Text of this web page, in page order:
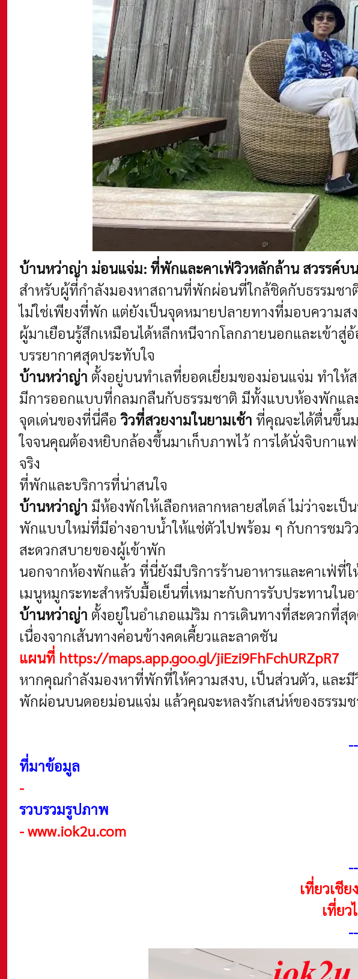
บ้านหว่าญ่า ม่อนแจ่ม: ที่พักและคาเฟ่วิวหลักล้าน สวรรค์บ
สำหรับผู้ที่กำลังมองหาสถานที่พักผ่อนที่ใกล้ชิดกับธรรมช
ไม่ใช่เพียงที่พัก แต่ยังเป็นจุดหมายปลายทางที่มอบความ
ผู้มาเยือนรู้สึกเหมือนได้หลีกหนีจากโลกภายนอกและเข้าสู่
บรรยากาศสุดประทับใจ
บ้านหว่าญ่า ตั้งอยู่บนทำเลที่ยอดเยี่ยมของม่อนแจ่ม ทำให้
มีการออกแบบที่กลมกลืนกับธรรมชาติ มีทั้งแบบห้องพักแ
จุดเด่นของที่นี่คือวิวที่สวยงามในยามเช้า ที่คุณจะได้ตื่นขึ้น
ใจจนคุณต้องหยิบกล้องขึ้นมาเก็บภาพไว้ การได้นั่งจิบกา
จริง
ที่พักและบริการที่น่าสนใจ
บ้านหว่าญ่า มีห้องพักให้เลือกหลากหลายสไตล์ ไม่ว่าจะเ
พักแบบใหม่ที่มีอ่างอาบน้ำให้แช่ตัวไปพร้อม ๆ กับการชมวิ
สะดวกสบายของผู้เข้าพัก
นอกจากห้องพักแล้ว ที่นี่ยังมีบริการร้านอาหารและคาเฟ่ที่
เมนูหมูกระทะสำหรับมื้อเย็นที่เหมาะกับการรับประทานใน
บ้านหว่าญ่า ตั้งอยู่ในอำเภอแม่ริม การเดินทางที่สะดวกที่
เนื่องจากเส้นทางค่อนข้างคดเคี้ยวและลาดชัน
แผนที่ https://maps.app.goo.gl/jiEzi9FhFchURZpR7
หากคุณกำลังมองหาที่พักที่ให้ความสงบ, เป็นส่วนตัว, และ
พักผ่อนบนดอยม่อนแจ่ม แล้วคุณจะหลงรักเสน่ห์ของธรรม
ที่มาข้อมูล
-
รวบรวมรูปภาพ
-www.iok2u.com
เที่ยวเชี
เที่ยว